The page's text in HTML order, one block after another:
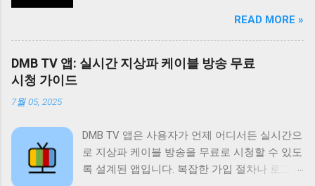
그램을 언제든지 다시 볼 수 있도록 제공합니다.
또한 즐겨찾기 기능을 통해 자주 시청하는 채널
이나 프로그램을 쉽게 접근할 수 있도록 돕고 검
적으로 업데이트와 개선을 진행하고 있습니다.
티비위키는 무료로 제공되는 다양한 콘텐츠 외
에도 사용자에게 최적화된 시청 환경을 제공하
기 위해 노력합니다. 사용자 인터페이스는 직관
드라마 예능 스포츠 뉴스 등 다양한 장르의 콘텐
츠를 제공하여 사용자들의 폭넓은 취향을 만족
시키고 있습니다. 이 앱의 가장 큰 장점은 무료
라는 점입니다. 별도의 회원가입이나 결제 없이
방송 시청 기능은 물론 다시보기 기능도 제공하
여 놓친 방송을 언제든지 다시 볼 수 있습니다.
왕티비 다시보기는 사용자들에게 다양한 엔터
READ MORE »
DMB TV 앱: 실시간 지상파 케이블 방송 무료
시청 가이드
7월 05, 2025
DMB TV 앱은 사용자가 언제 어디서든 실시간으
로 지상파 케이블 방송을 무료로 시청할 수 있도
록 설계된 앱입니다. 복잡한 가입 절차나 로그인